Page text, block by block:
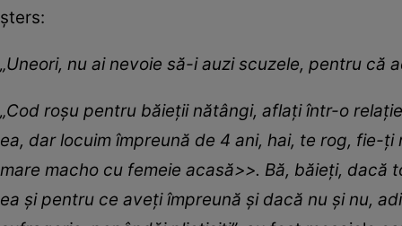
șters:
„Uneori, nu ai nevoie să-i auzi scuzele, pentru că
„Cod roșu pentru băieții nătângi, aflați într-o
ea, dar locuim împreună de 4 ani, hai, te rog, fie-
mare macho cu femeie acasă>>. Bă, băieți,
ea și pentru ce aveți împreună și dacă nu și nu,